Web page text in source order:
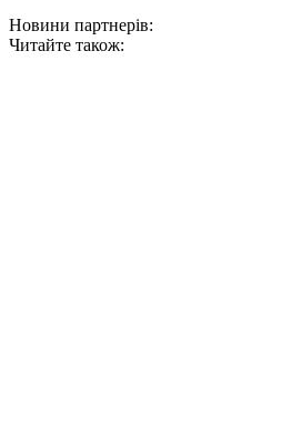
Новини партнерів:
Читайте також: